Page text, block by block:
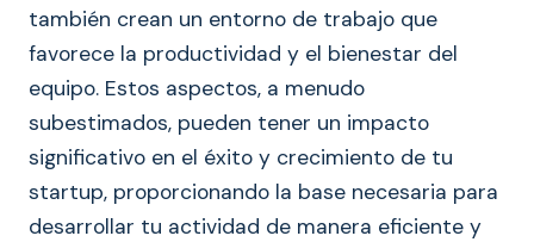
también crean un entorno de trabajo que
favorece la productividad y el bienestar del
equipo. Estos aspectos, a menudo
subestimados, pueden tener un impacto
significativo en el éxito y crecimiento de tu
startup, proporcionando la base necesaria para
desarrollar tu actividad de manera eficiente y